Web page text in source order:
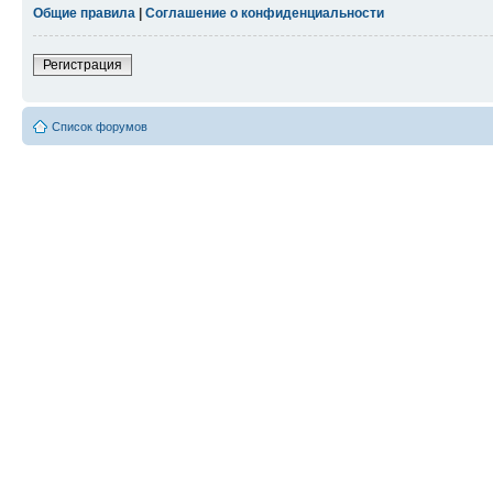
Общие правила Соглашение о конфиденциальности
Регистрация
Список форумов